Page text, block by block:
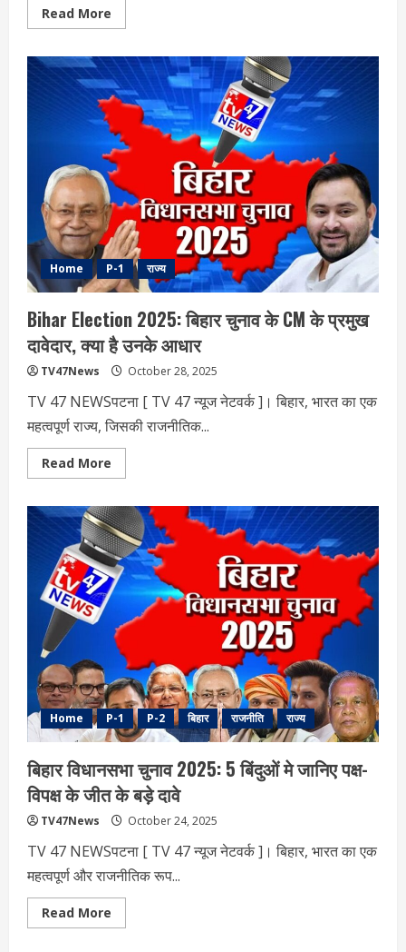
Read More
more
का
अंतिम
दिन:
पूजा
विधिवत
समापन
Home P-1 राज्य
Bihar Election 2025: बिहार चुनाव के CM के प्रमुख
दावेदार, क्या है उनके आधार
TV47News October 28, 2025
TV 47 NEWSपटना [ TV 47 न्‍यूज नेटवर्क ]। बिहार, भारत का एक
महत्वपूर्ण राज्य, जिसकी राजनीतिक...
Read More
more
Election
2025:
बिहार
चुनाव
के
CM
के
प्रमुख
दावेदार,
क्या
है
उनके
आधार
Home P-1 P-2 बिहार राजनीति राज्य
बिहार विधानसभा चुनाव 2025: 5 ब‍िंदुओं मे जान‍िए पक्ष-
व‍िपक्ष के जीत के बड़े दावे
TV47News October 24, 2025
TV 47 NEWSपटना [ TV 47 न्‍यूज नेटवर्क ]। बिहार, भारत का एक
महत्वपूर्ण और राजनीतिक रूप...
Read More
more